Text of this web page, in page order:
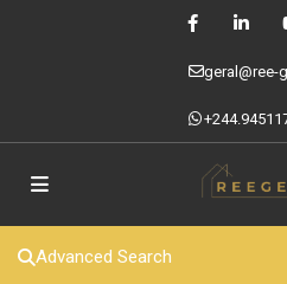
geral@ree-
Advanced Search